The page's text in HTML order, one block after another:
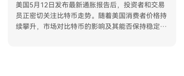
美国5月12日发布最新通胀报告后，投资者和交易
员正密切关注比特币走势。随着美国消费者价格持
续攀升，市场对比特币的影响及其能否保持稳定产